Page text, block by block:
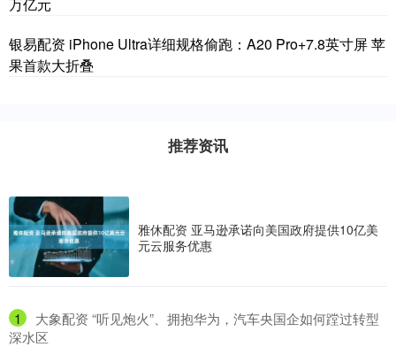
万亿元
银易配资 iPhone Ultra详细规格偷跑：A20 Pro+7.8英寸屏 苹
果首款大折叠
推荐资讯
雅休配资 亚马逊承诺向美国政府提供10亿美
元云服务优惠
1
​大象配资 “听见炮火”、拥抱华为，汽车央国企如何蹚过转型
深水区